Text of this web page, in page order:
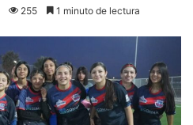
255 1 minuto de lectura